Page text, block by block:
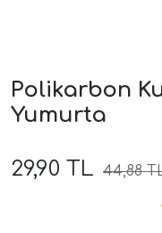
Polikarbon
Yumurta
29,90 TL 44,88